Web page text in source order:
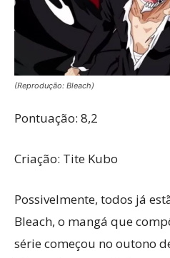
(Reprodução: Bleach)
Pontuação: 8,2
Criação: Tite Kubo
Possivelmente, todos já
Bleach, o mangá que
série começou no outono